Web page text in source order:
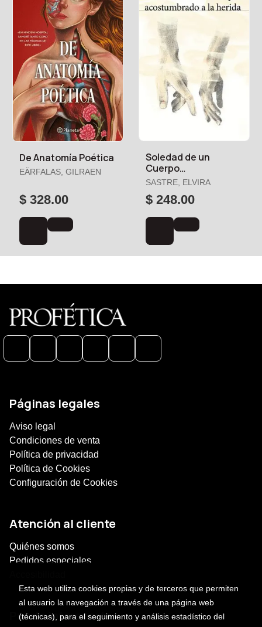
De Anatomía Poética
EÄRFALAS, GILRAEN
$ 328.00
Soledad de un
Cuerpo
Acostumbrado a la
Herida, la
SASTRE, ELVIRA
$ 248.00
Páginas legales
Aviso legal
Condiciones de venta
Política de privacidad
Política de Cookies
Configuración de Cookies
Atención al cliente
Quiénes somos
Pedidos especiales
Puede interesarte
Esta web utiliza cookies propias y de terceros que permiten
al usuario la navegación a través de una página web
(técnicas), para el seguimiento y análisis estadístico del